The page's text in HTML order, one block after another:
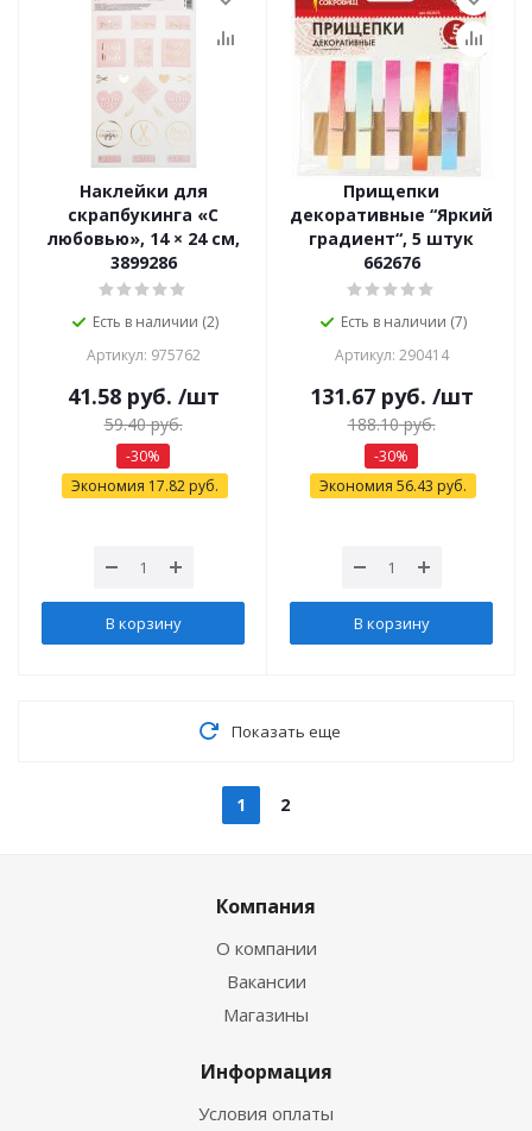
Наклейки для
скрапбукинга «С
любовью», 14 × 24 см,
3899286
Есть в наличии (2)
Артикул: 975762
41.58руб. /шт
59.40руб.
-30%
Экономия 17.82 руб.
В корзину
Прищепки
декоративные “Яркий
градиент“, 5 штук
662676
Есть в наличии (7)
Артикул: 290414
131.67руб. /шт
188.10руб.
-30%
Экономия 56.43 руб.
В корзину
Показать еще
1 2
Компания
О компании
Вакансии
Магазины
Информация
Условия оплаты